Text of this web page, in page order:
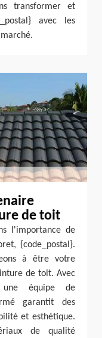
transformer et
avec les
de toit
l'importance de
{code_postal}.
à être votre
de toit. Avec
une équipe de
garantit des
et esthétique.
de qualité